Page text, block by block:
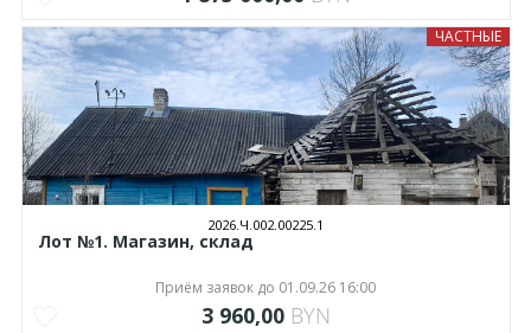
ЧАСТНЫЕ
2026.Ч.002.00225.1
Лот №1. Магазин, склад
Приём заявок до 01.09.26 16:00
3 960,00 BYN